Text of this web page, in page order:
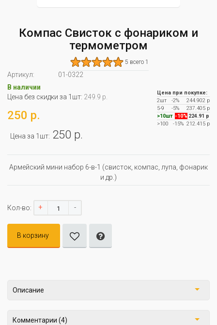
Компас Свисток с фонариком и
термометром
5 всего 1
Артикул:
01-0322
В наличии
Цена без скидки за 1шт: 249.9 р.
250 р.
Цена за 1шт: 250 р.
Цена при покупке:
2шт
-2%
244.902 р
5-9
-5%
237.405 р
>10шт -10% 224.91 р
>100
-15% 212.415 р
Армейский мини набор 6-в-1 (свисток, компас, лупа, фонарик
и др.)
Кол-во: + -
В корзину
Описание
Комментарии (4)